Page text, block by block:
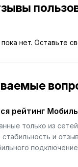
нет. Оставьте
рейтинг
только из
и